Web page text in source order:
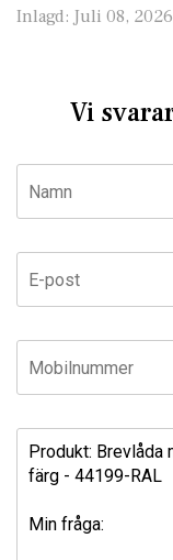
Inlagd: Juli 08, 2026
Vi